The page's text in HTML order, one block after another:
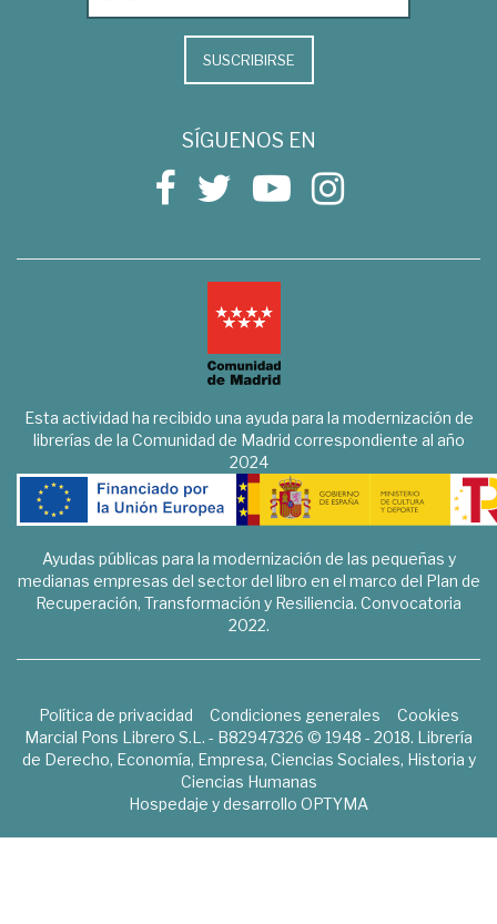
SUSCRIBIRSE
SÍGUENOS EN
Esta actividad ha recibido una ayuda para la modernización de
librerías de la Comunidad de Madrid correspondiente al año
2024
Ayudas públicas para la modernización de las pequeñas y
medianas empresas del sector del libro en el marco del Plan de
Recuperación, Transformación y Resiliencia. Convocatoria
2022.
Política de privacidad Condiciones generales
Cookies
Marcial Pons Librero S.L. - B82947326 © 1948 - 2018. Librería
de Derecho, Economía, Empresa, Ciencias Sociales, Historia y
Ciencias Humanas
Hospedaje y desarrollo OPTYMA